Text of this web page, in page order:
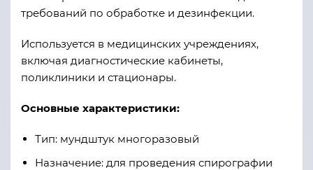
требований по обработке и дезинфекции.
Используется в медицинских учреждениях,
включая диагностические кабинеты,
поликлиники и стационары.
Основные характеристики:
Тип: мундштук многоразовый
Назначение: для проведения спирографии